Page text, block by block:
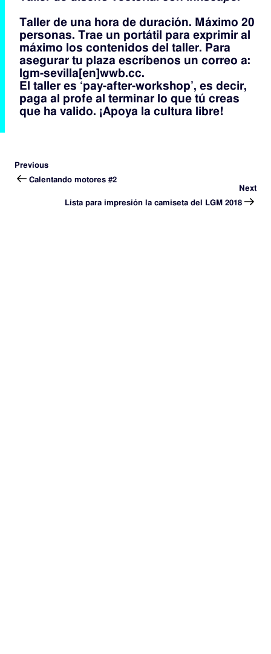
Taller de una hora de duración. Máximo 20
personas. Trae un portátil para exprimir al
máximo los contenidos del taller. Para
asegurar tu plaza escríbenos un correo a:
lgm-sevilla[en]wwb.cc.
El taller es ‘pay-after-workshop’, es decir,
paga al profe al terminar lo que tú creas
que ha valido. ¡Apoya la cultura libre!
Previous
Calentando motores #2
Next
Lista para impresión la camiseta del LGM 2018